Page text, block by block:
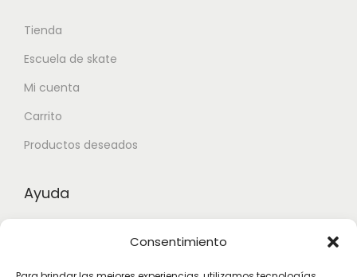
Consentimiento
Tienda
Escuela de skate
Mi cuenta
Carrito
Productos deseados
Ayuda